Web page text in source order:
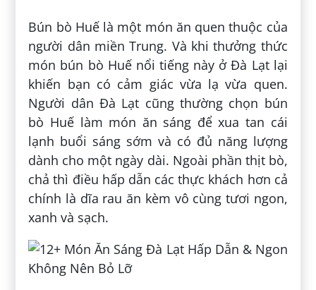
Bún bò Huế là một món ăn quen thuộc của
người dân miền Trung. Và khi thưởng thức
món bún bò Huế nổi tiếng này ở Đà Lạt lại
khiến bạn có cảm giác vừa lạ vừa quen.
Người dân Đà Lạt cũng thường chọn bún
bò Huế làm món ăn sáng để xua tan cái
lạnh buổi sáng sớm và có đủ năng lượng
dành cho một ngày dài. Ngoài phần thịt bò,
chả thì điều hấp dẫn các thực khách hơn cả
chính là dĩa rau ăn kèm vô cùng tươi ngon,
xanh và sạch.